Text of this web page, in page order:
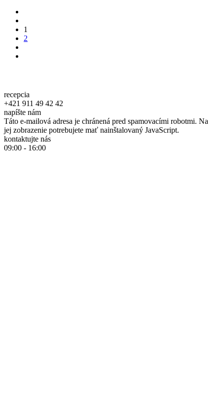
1
2
recepcia
+421 911 49 42 42
napíšte nám
Táto e-mailová adresa je chránená pred spamovacími robotmi. Na
jej zobrazenie potrebujete mať nainštalovaný JavaScript.
kontaktujte nás
09:00 - 16:00